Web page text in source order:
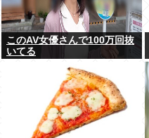
このAV女優さんで100万回抜
いてる